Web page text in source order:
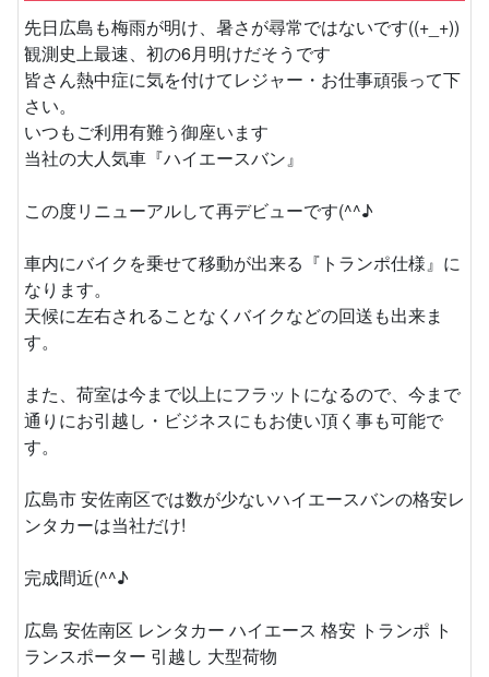
先日広島も梅雨が明け、暑さが尋常ではないです((+_+))
観測史上最速、初の6月明けだそうです
皆さん熱中症に気を付けてレジャー・お仕事頑張って下
さい。
いつもご利用有難う御座います
当社の大人気車『ハイエースバン』
この度リニューアルして再デビューです(^^♪
車内にバイクを乗せて移動が出来る『トランポ仕様』に
なります。
天候に左右されることなくバイクなどの回送も出来ま
す。
また、荷室は今まで以上にフラットになるので、今まで
通りにお引越し・ビジネスにもお使い頂く事も可能で
す。
広島市 安佐南区では数が少ないハイエースバンの格安レ
ンタカーは当社だけ!
完成間近(^^♪
広島 安佐南区 レンタカー ハイエース 格安 トランポ ト
ランスポーター 引越し 大型荷物